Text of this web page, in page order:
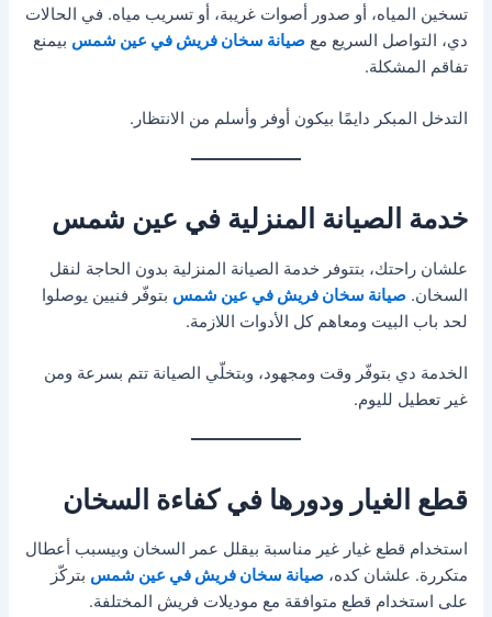
تسخين المياه، أو صدور أصوات غريبة، أو تسريب مياه. في الحالات
دي، التواصل السريع معصيانة سخان فريش في عين شمس بيمنع
تفاقم المشكلة.
التدخل المبكر دايمًا بيكون أوفر وأسلم من الانتظار.
خدمة الصيانة المنزلية في عين شمس
علشان راحتك، بتتوفر خدمة الصيانة المنزلية بدون الحاجة لنقل
السخان.صيانة سخان فريش في عين شمس بتوفّر فنيين يوصلوا
لحد باب البيت ومعاهم كل الأدوات اللازمة.
الخدمة دي بتوفّر وقت ومجهود، وبتخلّي الصيانة تتم بسرعة ومن
غير تعطيل لليوم.
قطع الغيار ودورها في كفاءة السخان
استخدام قطع غيار غير مناسبة بيقلل عمر السخان وبيسبب أعطال
متكررة. علشان كده،صيانة سخان فريش في عين شمس بتركّز
على استخدام قطع متوافقة مع موديلات فريش المختلفة.